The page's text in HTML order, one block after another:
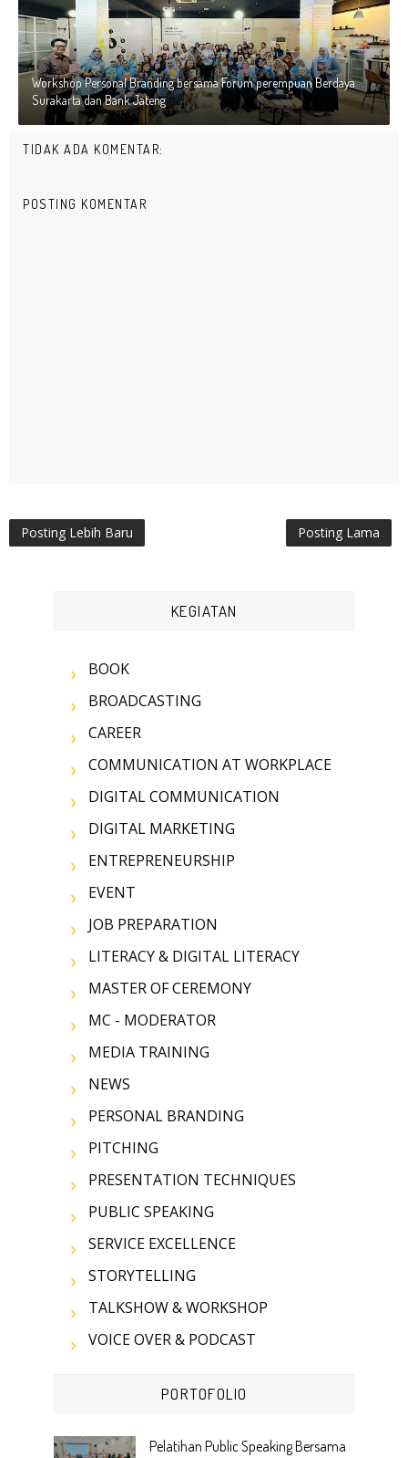
Workshop Personal Branding bersama Forum perempuan Berdaya
Surakarta dan Bank Jateng
TIDAK ADA KOMENTAR:
POSTING KOMENTAR
Posting Lebih Baru Posting Lama
KEGIATAN
BOOK
BROADCASTING
CAREER
COMMUNICATION AT WORKPLACE
DIGITAL COMMUNICATION
DIGITAL MARKETING
ENTREPRENEURSHIP
EVENT
JOB PREPARATION
LITERACY & DIGITAL LITERACY
MASTER OF CEREMONY
MC - MODERATOR
MEDIA TRAINING
NEWS
PERSONAL BRANDING
PITCHING
PRESENTATION TECHNIQUES
PUBLIC SPEAKING
SERVICE EXCELLENCE
STORYTELLING
TALKSHOW & WORKSHOP
VOICE OVER & PODCAST
PORTOFOLIO
Pelatihan Public Speaking Bersama